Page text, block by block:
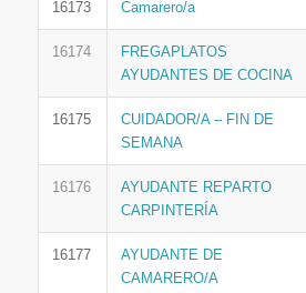
16173 Camarero/a
16174
FREGAPLATOS
AYUDANTES DE COCINA
16175
CUIDADOR/A – FIN DE
SEMANA
16176
AYUDANTE REPARTO
CARPINTERÍA
16177
AYUDANTE DE
CAMARERO/A